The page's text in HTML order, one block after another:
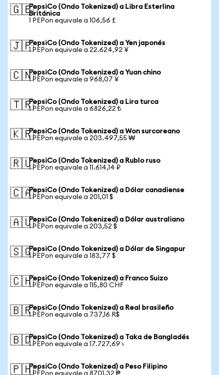
🇬🇧PepsiCo (Ondo Tokenized) a Libra Esterlina
Británica
1 PEPon equivale a 106,56 £
🇯🇵PepsiCo (Ondo Tokenized) a Yen japonés
1 PEPon equivale a 22.624,92 ¥
🇨🇳PepsiCo (Ondo Tokenized) a Yuan chino
1 PEPon equivale a 968,07 ¥
🇹🇷PepsiCo (Ondo Tokenized) a Lira turca
1 PEPon equivale a 6826,22 ₺
🇰🇷PepsiCo (Ondo Tokenized) a Won surcoreano
1 PEPon equivale a 203.497,55 ₩
🇷🇺PepsiCo (Ondo Tokenized) a Rublo ruso
1 PEPon equivale a 11.614,14 ₽
🇨🇦PepsiCo (Ondo Tokenized) a Dólar canadiense
1 PEPon equivale a 201,01 $
🇦🇺PepsiCo (Ondo Tokenized) a Dólar australiano
1 PEPon equivale a 203,52 $
🇸🇬PepsiCo (Ondo Tokenized) a Dólar de Singapur
1 PEPon equivale a 183,77 $
🇨🇭PepsiCo (Ondo Tokenized) a Franco Suizo
1 PEPon equivale a 115,80 CHF
🇧🇷PepsiCo (Ondo Tokenized) a Real brasileño
1 PEPon equivale a 737,16 R$
🇧🇩PepsiCo (Ondo Tokenized) a Taka de Bangladés
1 PEPon equivale a 17.727,69 ৳
🇵🇭PepsiCo (Ondo Tokenized) a Peso Filipino
1 PEPon equivale a 8701,32 ₱